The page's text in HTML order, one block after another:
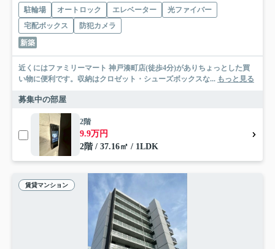
駐輪場 オートロック エレベーター
光ファイバー
宅配ボックス
防犯カメラ
新築
近くにはファミリーマート 神戸湊町店(徒歩4分)がありちょっとした買
い物に便利です。収納はクロゼット・シューズボックスな... もっと見る
募集中の部屋
2階
9.9万円
2階 / 37.16㎡ / 1LDK
賃貸マンション